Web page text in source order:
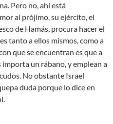
Pero no, ahí está
al prójimo, su ejército, el
de Hamás, procura hacer el
tanto a ellos mismos, como a
que se encuentran es que a
un rábano, y emplean a
No obstante Israel
duda porque lo dice en